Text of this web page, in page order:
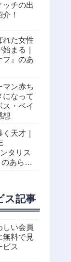
ッチの出
！
れた女性
まる｜
フ』のあ
マン赤ち
になって
ス・ベイ
想
天才｜
タリス
あらす
ス記事
しい会員
無料で見
ビス